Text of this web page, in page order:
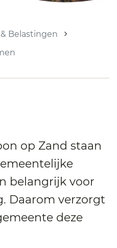
Belastingen
op Zand staan
belangrijk voor
Daarom verzorgt
deze